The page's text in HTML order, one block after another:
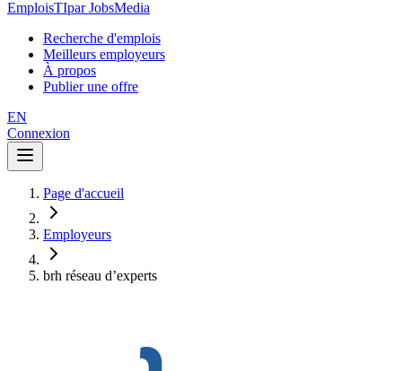
EmploisTIpar JobsMedia
Recherche d'emplois
Meilleurs employeurs
À propos
Publier une offre
EN
Connexion
Page d'accueil
Employeurs
brh réseau d’experts